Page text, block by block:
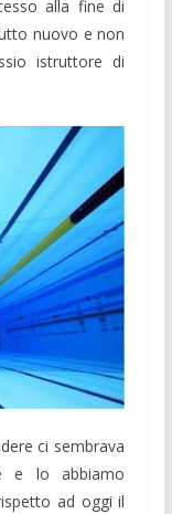
alla fine di
nuovo e non
istruttore di
ci sembrava
e lo abbiamo
ad oggi il